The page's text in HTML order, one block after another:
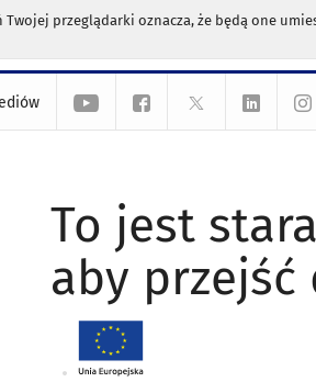
przeglądarki oznacza, że będą one
To jest
aby